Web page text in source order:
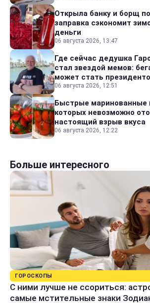
Открыла банку и борщ
заправка сэкономит
деньги
06 августа 2026, 13:47
Где сейчас дедушка
стал звездой мемов:
может стать
06 августа 2026, 12:51
Быстрые маринованные
которых невозможно
настоящий взрыв вкуса
06 августа 2026, 12:22
Больше интересного
ГОРОСКОПЫ
С ними лучше не ссориться:
самые мстительные знаки